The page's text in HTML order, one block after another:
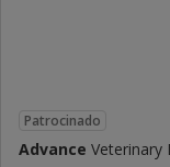
Patrocinado
Advance Veterinary